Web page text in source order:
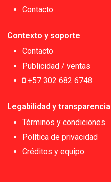
Contacto
Contexto y soporte
Contacto
Publicidad / ventas
+57 302 682 6748
Legabilidad y transparencia
Términos y condiciones
Política de privacidad
Créditos y equipo